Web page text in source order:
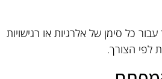
כל סימן של אלרגיות או רגישויות
לפי הצורך.